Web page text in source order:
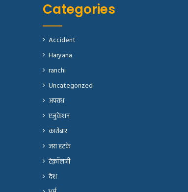
Categories
Accident
Haryana
ranchi
Uncategorized
अपराध
एजुकेशन
कारोबार
जरा हटके
टेक्नॉलजी
देश